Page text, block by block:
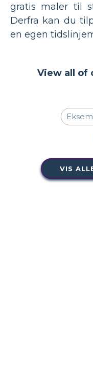
gratis maler til
Derfra kan du
en egen
View all of
VIS